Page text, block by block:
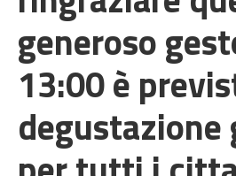
generoso
13:00 è